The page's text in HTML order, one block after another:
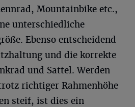
Mountainbike etc.,
unterschiedliche
Ebenso entscheidend
und die korrekte
und Sattel. Werden
richtiger Rahmenhöhe
steif, ist dies ein